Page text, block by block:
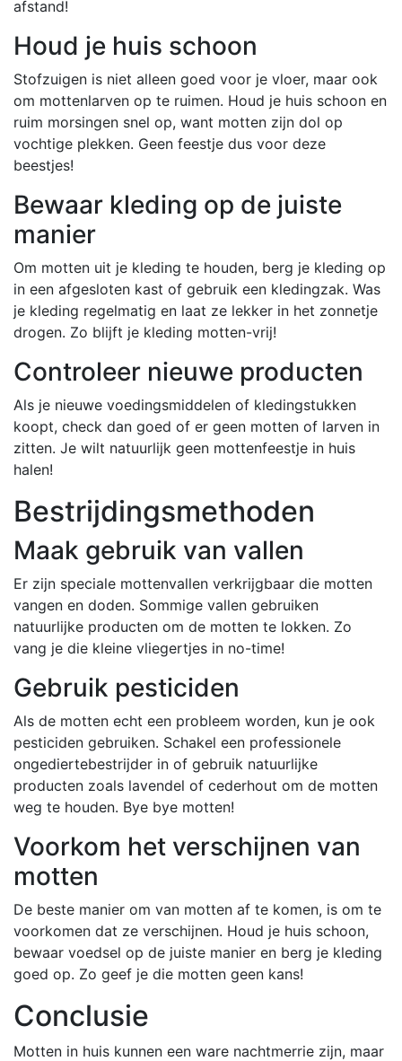
afstand!
Houd je huis schoon
Stofzuigen is niet alleen goed voor je vloer, maar ook
om mottenlarven op te ruimen. Houd je huis schoon en
ruim morsingen snel op, want motten zijn dol op
vochtige plekken. Geen feestje dus voor deze
beestjes!
Bewaar kleding op de juiste
manier
Om motten uit je kleding te houden, berg je kleding op
in een afgesloten kast of gebruik een kledingzak. Was
je kleding regelmatig en laat ze lekker in het zonnetje
drogen. Zo blijft je kleding motten-vrij!
Controleer nieuwe producten
Als je nieuwe voedingsmiddelen of kledingstukken
koopt, check dan goed of er geen motten of larven in
zitten. Je wilt natuurlijk geen mottenfeestje in huis
halen!
Bestrijdingsmethoden
Maak gebruik van vallen
Er zijn speciale mottenvallen verkrijgbaar die motten
vangen en doden. Sommige vallen gebruiken
natuurlijke producten om de motten te lokken. Zo
vang je die kleine vliegertjes in no-time!
Gebruik pesticiden
Als de motten echt een probleem worden, kun je ook
pesticiden gebruiken. Schakel een professionele
ongediertebestrijder in of gebruik natuurlijke
producten zoals lavendel of cederhout om de motten
weg te houden. Bye bye motten!
Voorkom het verschijnen van
motten
De beste manier om van motten af te komen, is om te
voorkomen dat ze verschijnen. Houd je huis schoon,
bewaar voedsel op de juiste manier en berg je kleding
goed op. Zo geef je die motten geen kans!
Conclusie
Motten in huis kunnen een ware nachtmerrie zijn, maar